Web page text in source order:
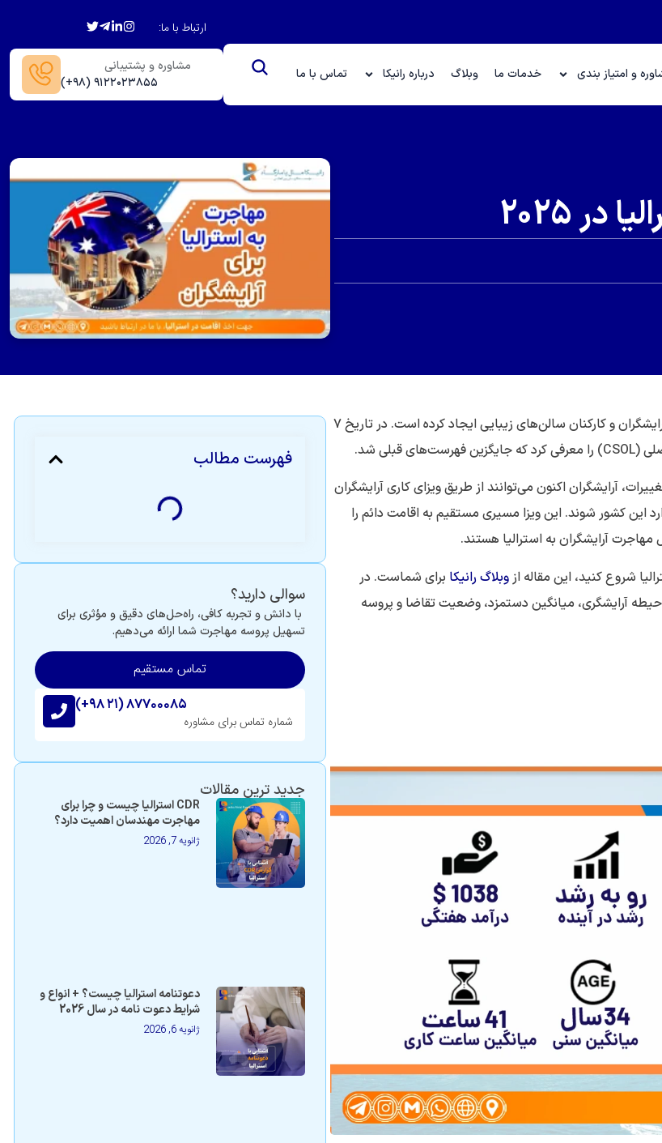
ارتباط با ما:
و امتیاز بندی خدمات ما وبلاگ درباره رانیکا تماس با ما
مشاوره و پشتیبانی
(+۹۸) ۹۱۲۲۰۲۳۸۵۵
2025
فهرست مطالب
سوالی دارید؟
با دانش و تجربه کافی، راه‌حل‌های دقیق و مؤثری برای
تسهیل پروسه مهاجرت شما ارائه می‌دهیم.
تماس مستقیم
(+۹۸ ۲۱) ۸۷۷۰۰۰۸۵
شماره تماس برای مشاوره
جدید ترین مقالات
CDR استرالیا چیست و چرا برای
مهاجرت مهندسان اهمیت دارد؟
ژانویه 7, 2026
دعوتنامه استرالیا چیست؟ + انواع و
شرایط دعوت نامه در سال 2026
ژانویه 6, 2026
از دسامبر ۲۰۲۴، دولت استرالیا تغییراتی مهم در مسیرهای مهاجرتی برای آرایشگران و کارکنان سالن‌های زیبایی ایجاد کرده است. در تاریخ ۷
تغییرات، آرایشگران اکنون می‌توانند از طریق ویزای کاری آرایشگران
(سابکلاس ۱۸۶) به طور مستقیم وارد این کشور شوند. این ویزا مسیری مستقیم به اقامت دائم را
آرایشگران به استرالیا هستند.
شروع کنید، این مقاله ازوبلاگ رانیکا برای شماست. در
حیطه آرایشگری، میانگین دستمزد، وضعیت تقاضا و پروسه